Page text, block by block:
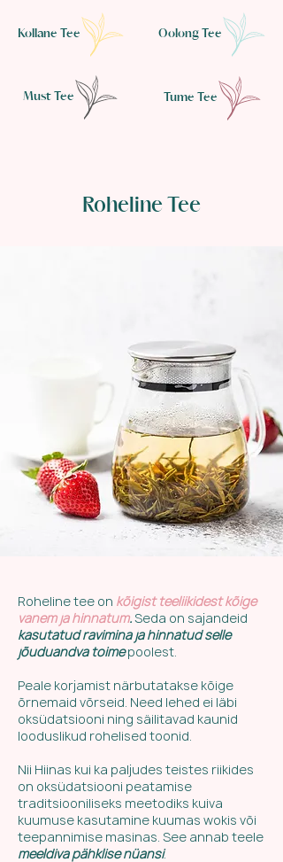
Kollane Tee
Must Tee
Oolong Tee
Tume Tee
Roheline tee on kõigist teeliikidest kõige
vanem ja hinnatum.Seda on sajandeid
kasutatud ravimina ja hinnatud selle
jõuduandva toimepoolest.
Peale korjamist närbutatakse kõige
õrnemaid võrseid. Need lehed ei läbi
oksüdatsiooni ning säilitavad kaunid
looduslikud rohelised toonid.
Nii Hiinas kui ka paljudes teistes riikides
on oksüdatsiooni peatamise
traditsiooniliseks meetodiks kuiva
kuumuse kasutamine kuumas wokis või
teepannimise masinas. See annab teele
meeldiva pähklise nüansi.
Roheline Tee